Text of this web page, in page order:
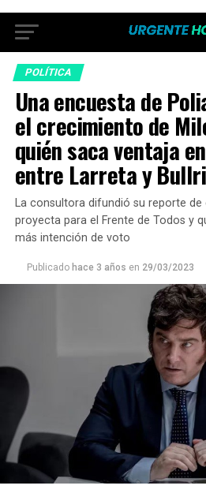
POLÍTICA
Una encuesta de
el crecimiento de
quién saca ventaja
entre Larreta y
La consultora difundió su reporte
proyecta para el Frente de Todos y
más intención de voto
Publicado hace 3 años en 29/03/2023